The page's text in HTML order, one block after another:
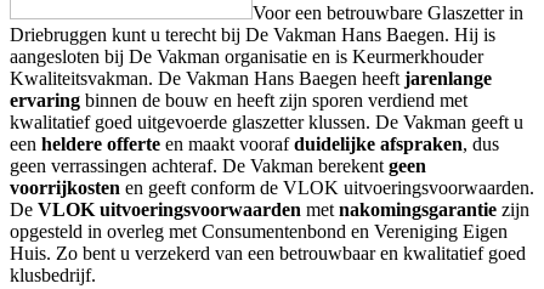
Voor een betrouwbare Glaszetter in
Driebruggen kunt u terecht bij De Vakman Hans Baegen. Hij is
aangesloten bij De Vakman organisatie en is Keurmerkhouder
Kwaliteitsvakman. De Vakman Hans Baegen heeft jarenlange
ervaring binnen de bouw en heeft zijn sporen verdiend met
kwalitatief goed uitgevoerde glaszetter klussen. De Vakman geeft u
een heldere offerte en maakt voorafduidelijke afspraken, dus
geen verrassingen achteraf. De Vakman berekent geen
voorrijkosten en geeft conform de VLOK uitvoeringsvoorwaarden.
De VLOK uitvoeringsvoorwaarden met nakomingsgarantie zijn
opgesteld in overleg met Consumentenbond en Vereniging Eigen
Huis. Zo bent u verzekerd van een betrouwbaar en kwalitatief goed
klusbedrijf.